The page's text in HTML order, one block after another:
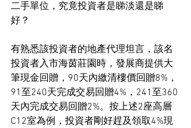
二手單位，究竟投資者是睇淡還是睇
好？
有熟悉該投資者的地產代理坦言，該名
投資者入市海茵莊園時，發展商提供大
筆現金回贈，90天內繳清樓價回贈8%，
91至240天完成交易回贈4%，241至360
天內完成交易回贈2%。按上述2座高層
C12室為例，投資者剛好趕及領取4%現